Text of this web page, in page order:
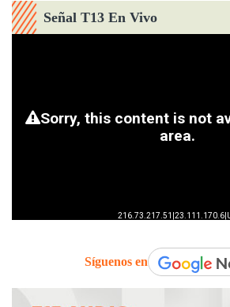
Señal T13 En Vivo
Síguenos en